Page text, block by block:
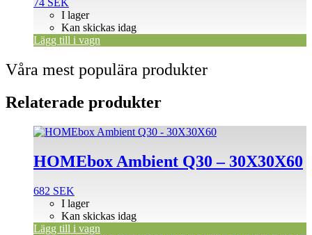
74 SEK
I lager
Kan skickas idag
Lägg till i vagn
Våra mest populära produkter
Relaterade produkter
HOMEbox Ambient Q30 – 30X30X60
682 SEK
I lager
Kan skickas idag
Lägg till i vagn